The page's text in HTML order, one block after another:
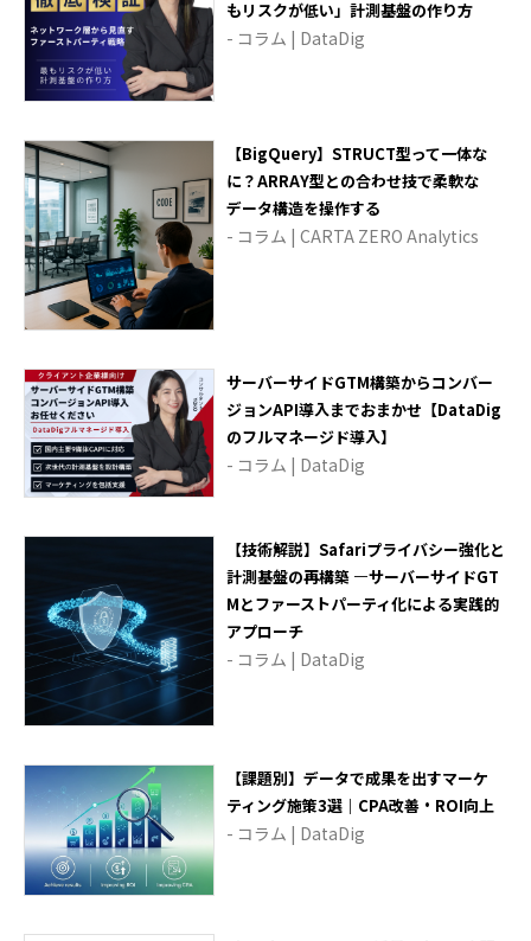
もリスクが低い」計測基盤の作り方
- コラム | DataDig
【BigQuery】STRUCT型って一体な
に？ARRAY型との合わせ技で柔軟な
データ構造を操作する
- コラム | CARTA ZERO Analytics
サーバーサイドGTM構築からコンバー
ジョンAPI導入までおまかせ【DataDig
のフルマネージド導入】
- コラム | DataDig
【技術解説】Safariプライバシー強化と
計測基盤の再構築 —サーバーサイドGT
Mとファーストパーティ化による実践的
アプローチ
- コラム | DataDig
【課題別】データで成果を出すマーケ
ティング施策3選｜CPA改善・ROI向上
- コラム | DataDig